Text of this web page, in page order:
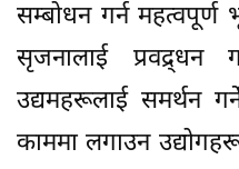
सम्बोधन गर्न महत्वपूर्ण
सृजनालाई प्रवद्र्धन
उद्यमहरूलाई समर्थन
काममा लगाउन